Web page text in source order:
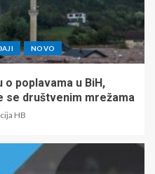
NOVO
poplavama u BiH,
društvenim mrežama
HB